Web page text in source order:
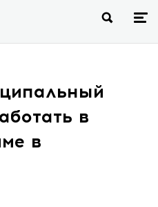
в
в